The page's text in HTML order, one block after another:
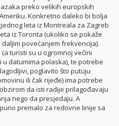
preko velikih europskih
Konkretno daleko bi bolja
leta iz Montreala za Zagreb
iz Toronta (ukoliko se pokaže
daljim povećanjem frekvencija).
turisti su u ogromnoj večini
u datumima polaska), te potrebe
poglavito što putuju
ili čak rijeđe) ima potrebe
da isti radije prilagođavaju
nego da presjedaju. A
premalo za redovne linije sa